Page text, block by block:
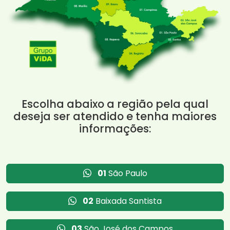
Escolha abaixo a região pela qual
deseja ser atendido e tenha maiores
informações:
01 São Paulo
02 Baixada Santista